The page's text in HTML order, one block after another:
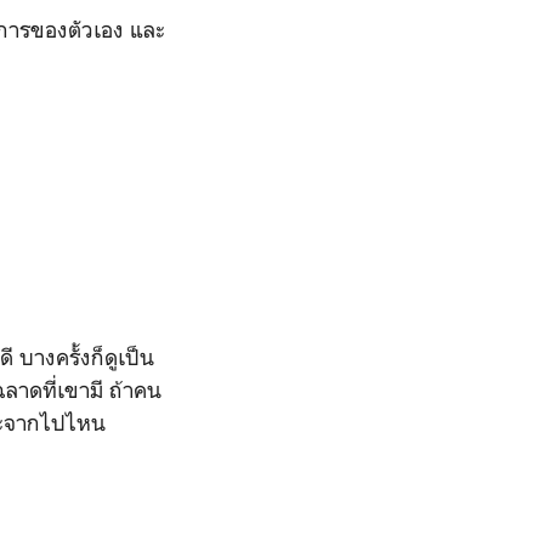
รของตัวเอง และ
บางครั้งก็ดูเป็น
ลาดที่เขามี ถ้าคน
ากไปไหน